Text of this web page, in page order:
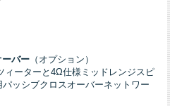
ーバー （オプション）
ィーターと4Ω仕様ミッドレンジスピ
ッシブクロスオーバーネットワー